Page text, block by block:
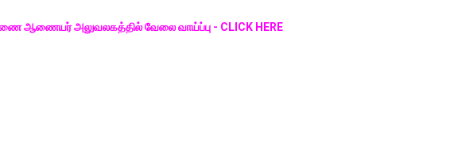
ஆணையர் அலுவலகத்தில் வேலை வாய்ப்பு - CLICK HERE